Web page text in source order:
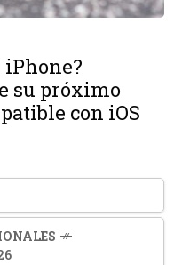
iPhone?
su próximo
con iOS